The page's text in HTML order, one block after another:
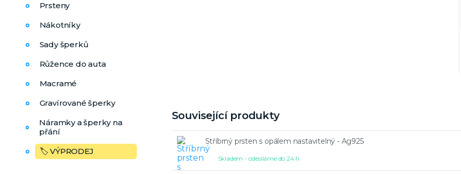
Prsteny
Nákotníky
Sady šperků
Růžence do auta
Macramé
Gravírované šperky
Náramky a šperky na
přání
🏷️ VÝPRODEJ
Související produkty
Stříbrný prsten s opálem nastavitelný - Ag925
Skladem - odesíláme do 24 h